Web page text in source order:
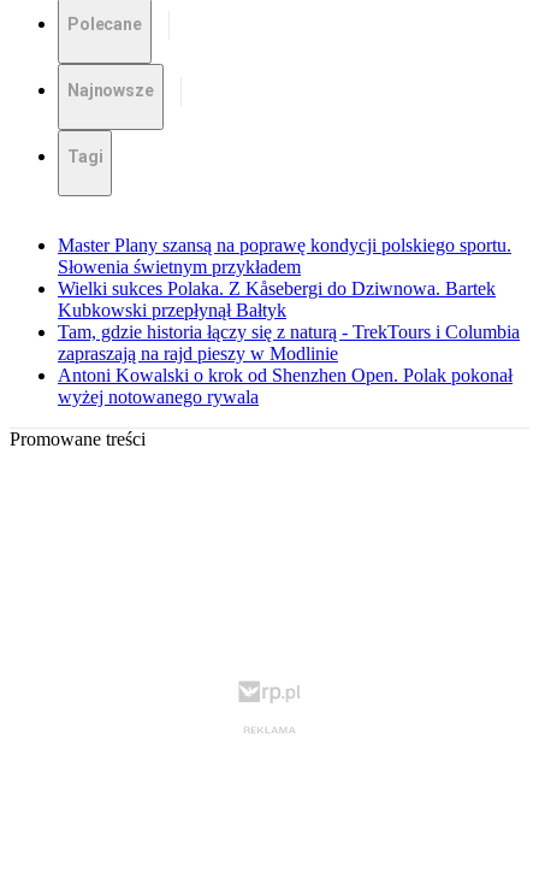
Polecane
Najnowsze
Tagi
Master Plany szansą na poprawę kondycji polskiego sportu.
Słowenia świetnym przykładem
Wielki sukces Polaka. Z Kåsebergi do Dziwnowa. Bartek
Kubkowski przepłynął Bałtyk
Tam, gdzie historia łączy się z naturą - TrekTours i Columbia
zapraszają na rajd pieszy w Modlinie
Antoni Kowalski o krok od Shenzhen Open. Polak pokonał
wyżej notowanego rywala
Promowane treści